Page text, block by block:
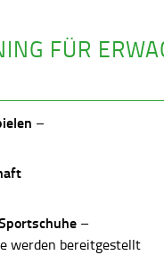
FÜR
–
–
werden bereitgestellt